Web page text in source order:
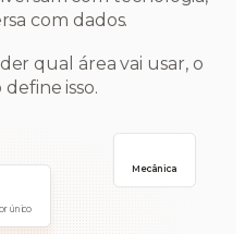
único
Mecânica
com dados.
qual área vai usar, o
isso.